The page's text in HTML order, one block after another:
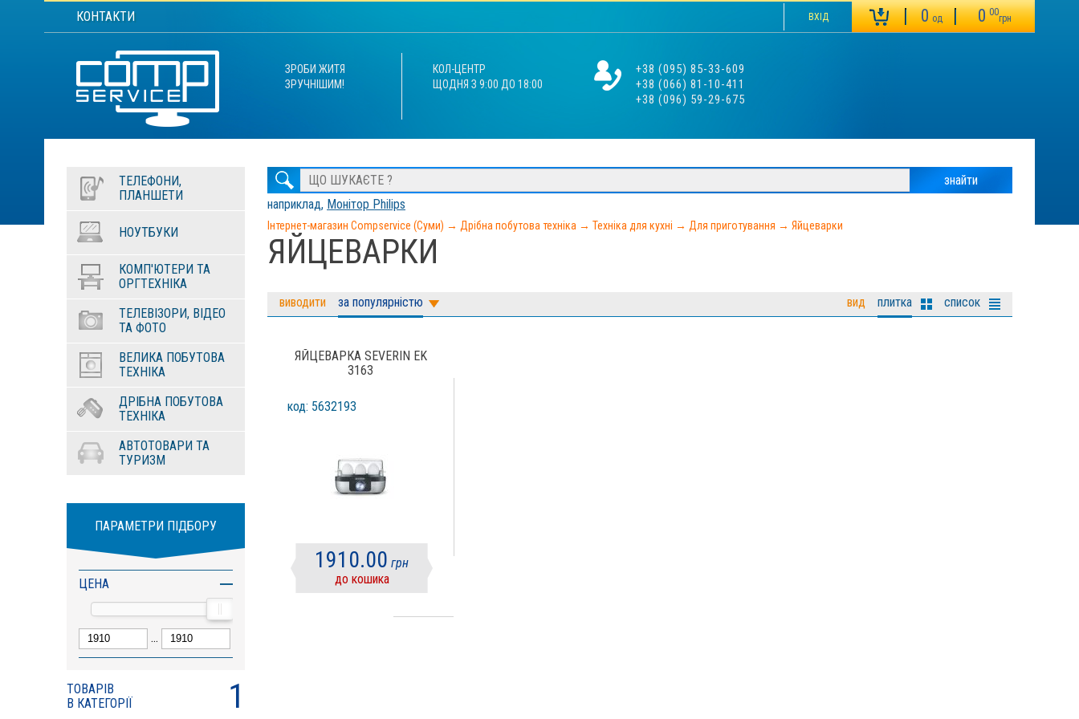
КОНТАКТИ ВХІД 0од 000
грн
ЗРОБИ ЖИТЯ
ЗРУЧНІШИМ!
КОЛ-ЦЕНТР
ЩОДНЯ З 9:00 ДО 18:00
+38 (095) 85-33-609
+38 (066) 81-10-411
+38 (096) 59-29-675
наприклад, Монітор Philips
ТЕЛЕФОНИ,
ПЛАНШЕТИ
НОУТБУКИ
КОМП'ЮТЕРИ ТА
ОРГТЕХНІКА
ТЕЛЕВІЗОРИ, ВІДЕО
ТА ФОТО
ВЕЛИКА ПОБУТОВА
ТЕХНІКА
ДРІБНА ПОБУТОВА
ТЕХНІКА
АВТОТОВАРИ ТА
ТУРИЗМ
ПАРАМЕТРИ ПІДБОРУ
ЦЕНА
...
ТОВАРІВ
В КАТЕГОРІЇ
1
Інтернет-магазин Compservice (Суми) → Дрібна побутова техніка → Техніка для кухні → Для приготування → Яйцеварки
ЯЙЦЕВАРКИ
виводити за популярністю вид плитка список
ЯЙЦЕВАРКА SEVERIN EK
3163
код: 5632193
1910.00 грн
до кошика